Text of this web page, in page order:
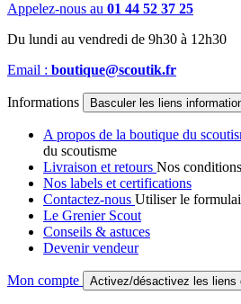
Appelez-nous au 01 44 52 37 25
Du lundi au vendredi de 9h30 à 12h30
Email : boutique@scoutik.fr
Informations Basculer les liens
A propos de la boutique du
du scoutisme
Livraison et retours Nos
Nos labels et certifications
Contactez-nous Utiliser le
Le Grenier Scout
Conseils & astuces
Devenir vendeur
Mon compte Activez/désactivez les liens